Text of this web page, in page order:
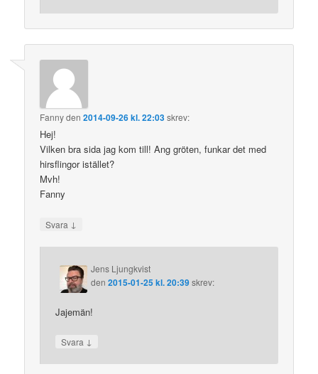
Fannyden2014-09-26 kl. 22:03skrev:
Hej!
Vilken bra sida jag kom till! Ang gröten, funkar det med
hirsflingor istället?
Mvh!
Fanny
Svara ↓
Jens Ljungkvist
den2015-01-25 kl. 20:39skrev:
Jajemän!
Svara ↓